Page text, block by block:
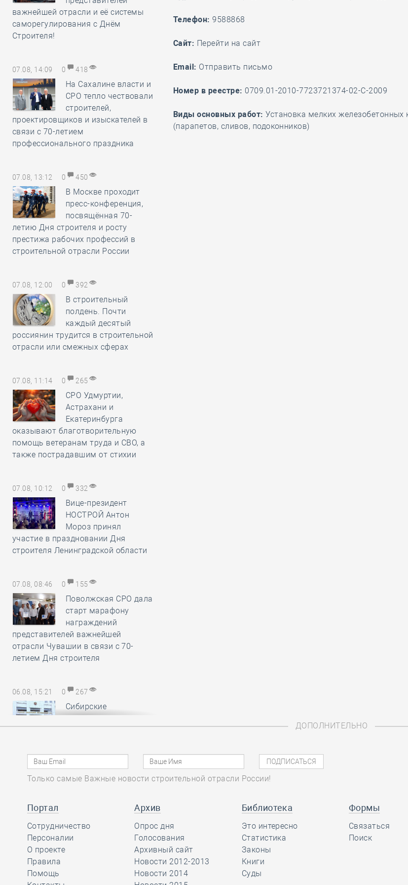
важнейшей отрасли и её системы
саморегулирования с Днём
Строителя!
07.08, 14:09 0 418
На Сахалине власти и
СРО тепло чествовали
строителей,
проектировщиков и изыскателей в
связи с 70-летием
профессионального праздника
07.08, 13:12 0 450
В Москве проходит
пресс-конференция,
посвящённая 70-
летию Дня строителя и росту
престижа рабочих профессий в
строительной отрасли России
07.08, 12:00 0 392
В строительный
полдень. Почти
каждый десятый
россиянин трудится в строительной
отрасли или смежных сферах
07.08, 11:14 0 265
СРО Удмуртии,
Астрахани и
Екатеринбурга
оказывают благотворительную
помощь ветеранам труда и СВО, а
также пострадавшим от стихии
07.08, 10:12 0 332
Вице-президент
НОСТРОЙ Антон
Мороз принял
участие в праздновании Дня
строителя Ленинградской области
07.08, 08:46 0 155
Поволжская СРО дала
старт марафону
награждений
представителей важнейшей
отрасли Чувашии в связи с 70-
летием Дня строителя
06.08, 15:21 0 267
Сибирские
саморегуляторы
понесли
авансы, неотработанные
обанкротившимся членом СРО
В Минстрое России
обсудили
предложения по
повышению энергоэффективности
многоквартирных домов
Телефон: 9588868
Cайт: Перейти на сайт
Email: Отправить письмо
Номер в реестре: 0709.01-2010-7723721374-02-С-2009
Виды основных работ: Установка мелких железобетонных
(парапетов, сливов, подоконников)
ДОПОЛНИТЕЛЬНО
Только самые Важные новости строительной отрасли России!
Портал
Сотрудничество
Персоналии
О проекте
Правила
Помощь
Архив
Опрос дня
Голосования
Архивный сайт
Новости 2012-2013
Новости 2014
Библиотека
Это интересно
Статистика
Законы
Книги
Суды
Формы
Связаться
Поиск